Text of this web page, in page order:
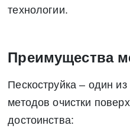
технологии.
Преимущества
Пескоструйка – один
методов очистки
достоинства: